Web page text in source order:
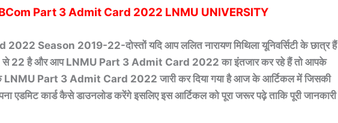
Part 3 Admit Card 2022 LNMU UNIVERSITY
Season 2019-22-दोस्तों यदि आप ललित नारायण मिथिला यूनिवर्सिटी के छात्र हैं
से 22 है और आप LNMU Part 3 Admit Card 2022 का इंतजार कर रहे हैं तो आपके
LNMU Part 3 Admit Card 2022 जारी कर दिया गया है आज के आर्टिकल में जिसकी
एडमिट कार्ड कैसे डाउनलोड करेंगे इसलिए इस आर्टिकल को पूरा जरूर पढ़े ताकि पूरी जानकारी